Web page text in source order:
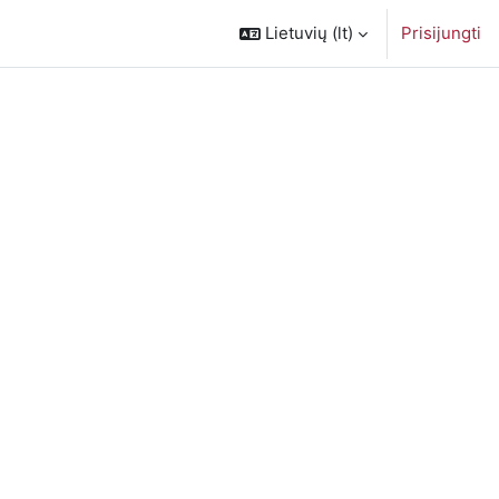
Lietuvių ‎(lt)‎ Prisijungti